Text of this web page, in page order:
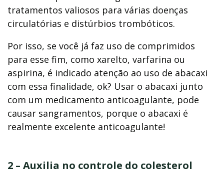
tratamentos valiosos para várias doenças
circulatórias e distúrbios trombóticos.
Por isso, se você já faz uso de comprimidos
para esse fim, como xarelto, varfarina ou
aspirina, é indicado atenção ao uso de abacaxi
com essa finalidade, ok? Usar o abacaxi junto
com um medicamento anticoagulante, pode
causar sangramentos, porque o abacaxi é
realmente excelente anticoagulante!
2 – Auxilia no controle do colesterol